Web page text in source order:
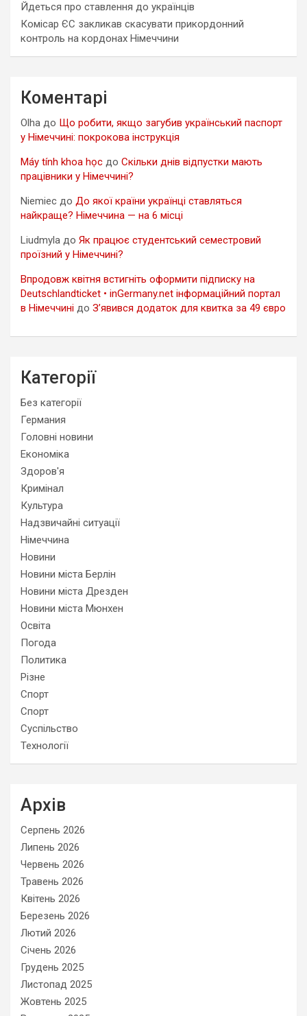
Йдеться про ставлення до українців
Комісар ЄС закликав скасувати прикордонний
контроль на кордонах Німеччини
Коментарі
Olha до Що робити, якщо загубив український паспорт
у Німеччині: покрокова інструкція
Máy tính khoa học до Скільки днів відпустки мають
працівники у Німеччині?
Niemiec до До якої країни українці ставляться
найкраще? Німеччина — на 6 місці
Liudmyla до Як працює студентський семестровий
проїзний у Німеччині?
Впродовж квітня встигніть оформити підписку на
Deutschlandticket • inGermany.net інформаційний портал
в Німеччині до З’явився додаток для квитка за 49 євро
Категорії
Без категорії
Германия
Головні новини
Економіка
Здоров'я
Кримінал
Культура
Надзвичайні ситуації
Німеччина
Новини
Новини міста Берлін
Новини міста Дрезден
Новини міста Мюнхен
Освіта
Погода
Политика
Різне
Спорт
Спорт
Суспільство
Технології
Архів
Серпень 2026
Липень 2026
Червень 2026
Травень 2026
Квітень 2026
Березень 2026
Лютий 2026
Січень 2026
Грудень 2025
Листопад 2025
Жовтень 2025